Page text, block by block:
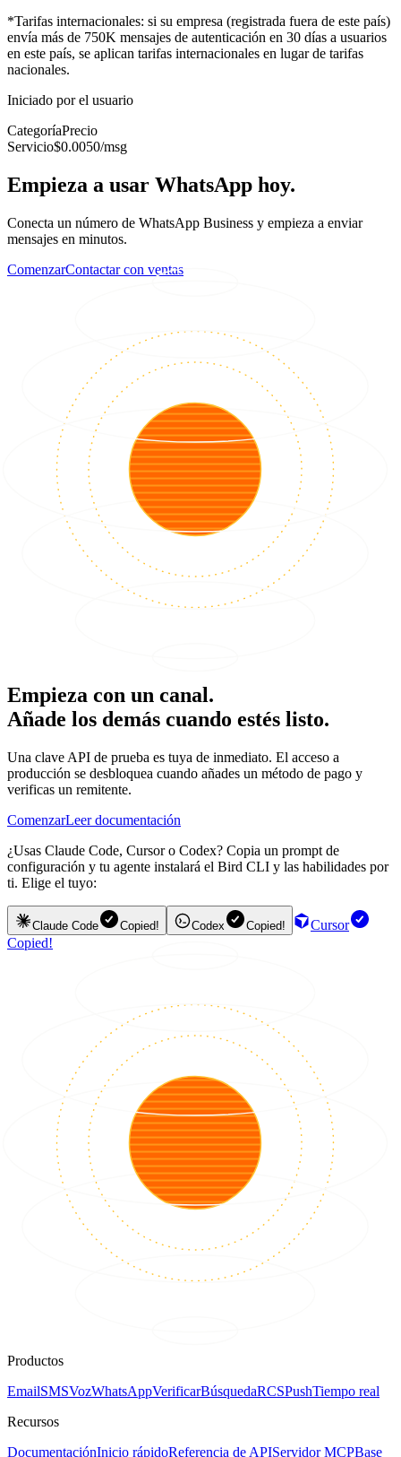
*Tarifas internacionales: si su empresa (registrada fuera de este país)
envía más de 750K mensajes de autenticación en 30 días a usuarios
en este país, se aplican tarifas internacionales en lugar de tarifas
nacionales.
Iniciado por el usuario
CategoríaPrecio
Servicio$0.0050/msg
Empieza a usar WhatsApp hoy.
Conecta un número de WhatsApp Business y empieza a enviar
mensajes en minutos.
ComenzarContactar con ventas
Empieza con un canal.
Añade los demás cuando estés listo.
Una clave API de prueba es tuya de inmediato. El acceso a
producción se desbloquea cuando añades un método de pago y
verificas un remitente.
ComenzarLeer documentación
¿Usas Claude Code, Cursor o Codex? Copia un prompt de
configuración y tu agente instalará el Bird CLI y las habilidades por
ti. Elige el tuyo:
Claude Code Copied! Codex Copied!
Cursor
Copied!
Productos
EmailSMSVozWhatsAppVerificarBúsquedaRCSPushTiempo real
Recursos
DocumentaciónInicio rápidoReferencia de APIServidor MCPBase